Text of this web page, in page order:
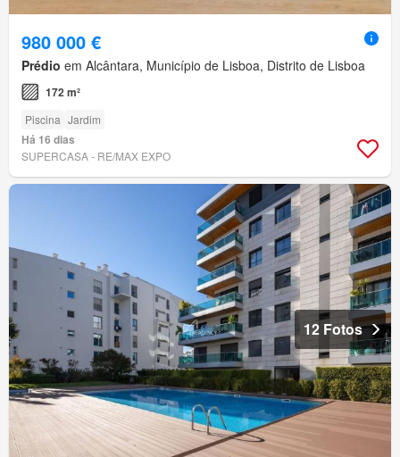
980 000 €
Prédio em Alcântara, Município de Lisboa, Distrito de Lisboa
172 m²
Piscina Jardim
Há 16 dias
SUPERCASA - RE/MAX EXPO
12 Fotos